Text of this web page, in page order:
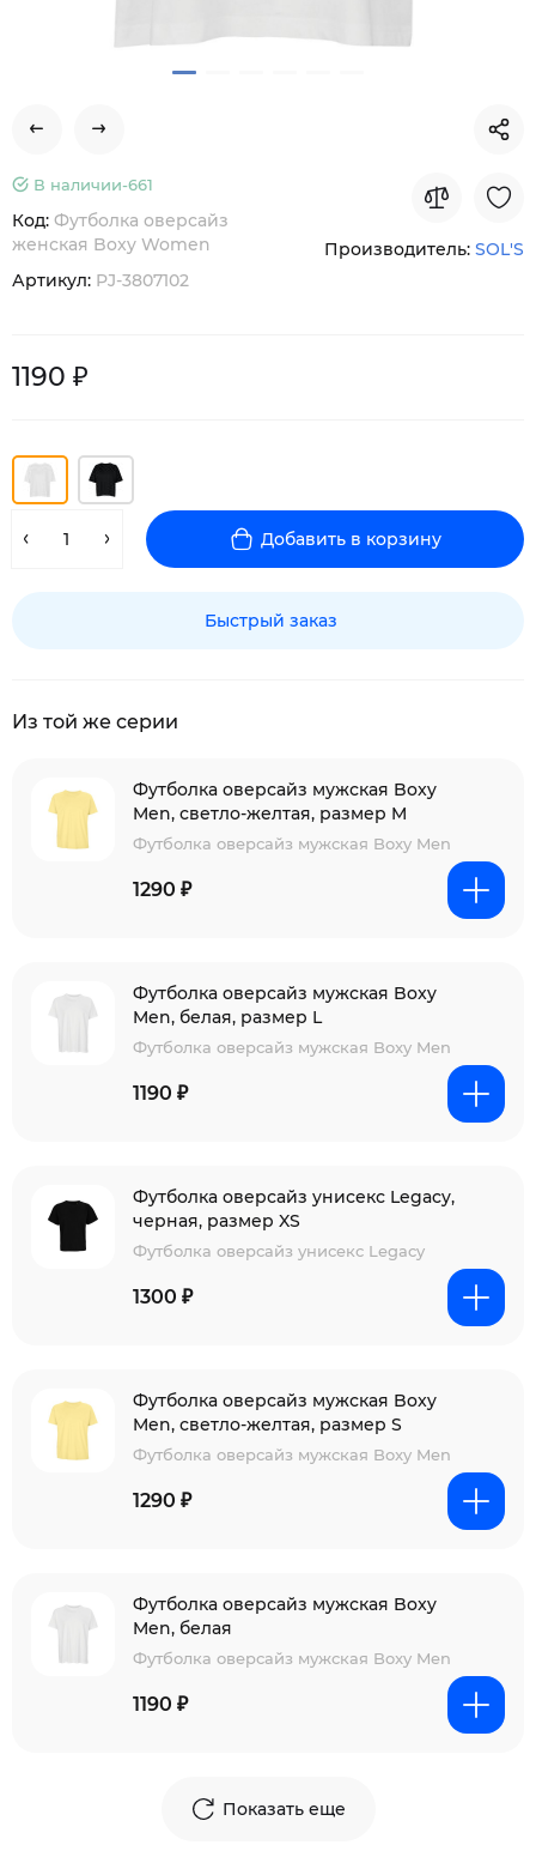
В наличии-661
Код: Футболка оверсайз
женская Boxy Women
Артикул: PJ-3807102
Производитель: SOL'S
1190 ₽
Добавить в корзину
Быстрый заказ
Из той же серии
Футболка оверсайз мужская Boxy
Men, светло-желтая, размер M
Футболка оверсайз мужская Boxy Men
1290 ₽
Футболка оверсайз мужская Boxy
Men, белая, размер L
Футболка оверсайз мужская Boxy Men
1190 ₽
Футболка оверсайз унисекс Legacy,
черная, размер XS
Футболка оверсайз унисекс Legacy
1300 ₽
Футболка оверсайз мужская Boxy
Men, светло-желтая, размер S
Футболка оверсайз мужская Boxy Men
1290 ₽
Футболка оверсайз мужская Boxy
Men, белая
Футболка оверсайз мужская Boxy Men
1190 ₽
Показать еще